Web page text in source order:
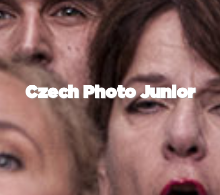
Czech Photo Junior